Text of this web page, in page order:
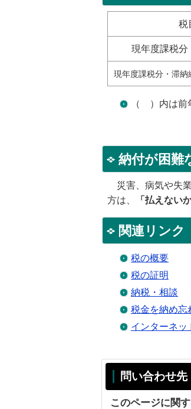
税
現年度課税分
現年度課税分・滞納
（ ）内は前
納付が困難
災害、病気や失
方は、
「払えない
関連リンク
税の概要
税の証明
納税・相談
税金を納め忘
インターネッ
問い合わせ先
このページに関